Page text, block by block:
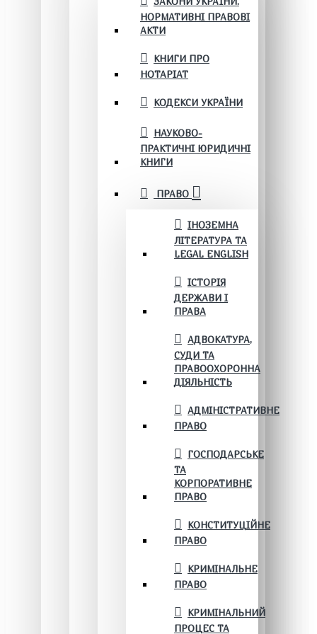
НОРМАТИВНІ ПРАВОВІ
АКТИ
КНИГИ ПРО
НОТАРІАТ
КОДЕКСИ УКРАЇНИ
НАУКОВО-
ПРАКТИЧНІ ЮРИДИЧНІ
КНИГИ
ПРАВО
ІНОЗЕМНА
ЛІТЕРАТУРА ТА
LEGAL ENGLISH
ІСТОРІЯ
ДЕРЖАВИ І
ПРАВА
АДВОКАТУРА,
СУДИ ТА
ПРАВООХОРОННА
ДІЯЛЬНІСТЬ
АДМІНІСТРАТИВНЕ
ПРАВО
ГОСПОДАРСЬКЕ
ТА
КОРПОРАТИВНЕ
ПРАВО
КОНСТИТУЦІЙНЕ
ПРАВО
КРИМІНАЛЬНЕ
ПРАВО
КРИМІНАЛЬНИЙ
ПРОЦЕС ТА